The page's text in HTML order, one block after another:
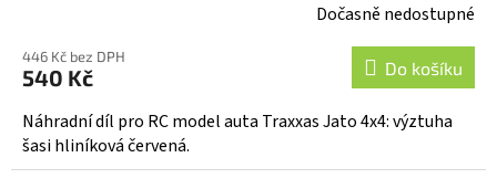
Dočasně nedostupné
446 Kč bez DPH
540 Kč Do košíku
Náhradní díl pro RC model auta Traxxas Jato 4x4: výztuha
šasi hliníková červená.